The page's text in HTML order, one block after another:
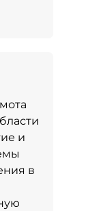
и
в